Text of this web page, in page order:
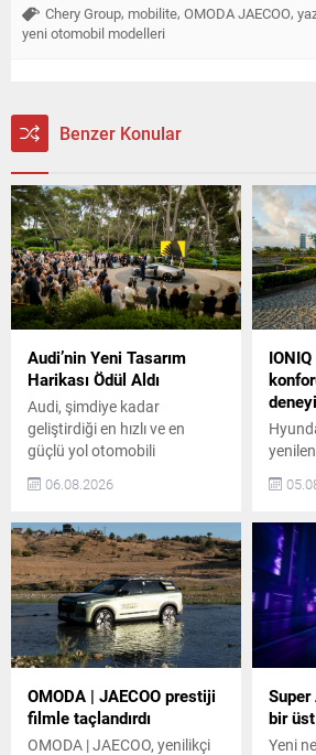
Chery Group, mobilite, OMODA JAECOO,
yeni otomobil modelleri
Benzer Konular
Audi’nin Yeni Tasarım
Harikası Ödül Aldı
Audi, şimdiye kadar
geliştirdiği en hızlı ve en
güçlü yol otomobili
Nuvolari’yi, ilk taslak
çizimden sürüşe hazır
günde taşıdı. Tasarımdan
aerodinamiğe, araç
teknolojilerinden güç-
aktarma sistemlerine farklı
uzmanların buluştuğu ekip,
bu süper otomobili geliştirdi.
Nuvolari, Audi’nin yeni
tasarım dilini seri üretime
taşıyan ilk model olma
özelliğini taşıyor. Audi...
06.08.2026
IONIQ
alınan
Yeni
680
sahip.
OMODA | JAECOO prestiji
filmle taçlandırdı
OMODA | JAECOO, yenilikçi
bir
Yeni